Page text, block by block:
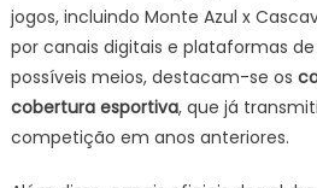
jogos, incluindo Monte Azul x
por canais digitais e plataformas
possíveis meios, destacam-se os
cobertura esportiva, que já
competição em anos anteriores.